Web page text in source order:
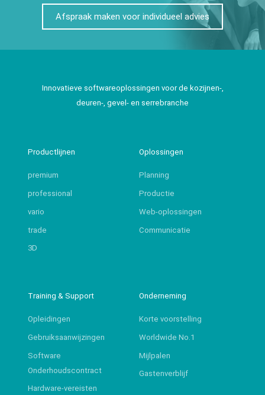
Afspraak maken voor individueel advies
Innovatieve softwareoplossingen voor de kozijnen-,
deuren-, gevel- en serrebranche
Productlijnen
premium
professional
vario
trade
3D
Oplossingen
Planning
Productie
Web-oplossingen
Communicatie
Training & Support
Opleidingen
Gebruiksaanwijzingen
Software
Onderhoudscontract
Hardware-vereisten
Onderneming
Korte voorstelling
Worldwide No.1
Mijlpalen
Gastenverblijf